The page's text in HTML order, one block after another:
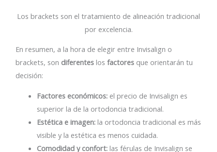
Los brackets son el tratamiento de alineación tradicional
por excelencia.
En resumen, a la hora de elegir entre Invisalign o
brackets, son diferentes los factores que orientarán tu
decisión:
Factores económicos: el precio de Invisalign es
superior la de la ortodoncia tradicional.
Estética e imagen:la ortodoncia tradicional es más
visible y la estética es menos cuidada.
Comodidad y confort: las férulas de Invisalign se